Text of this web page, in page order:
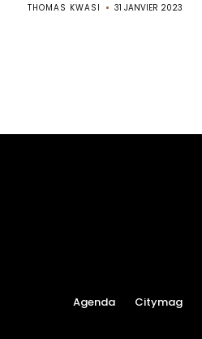
THOMAS KWASI 31 JANVIER 2023
Agenda Citymag